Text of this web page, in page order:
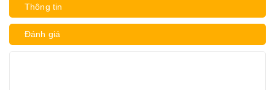
Thông tin
Đánh giá